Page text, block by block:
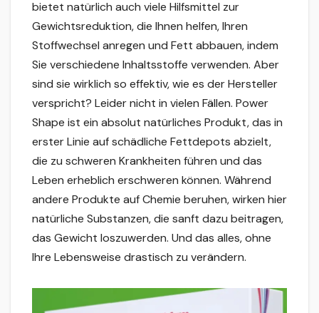
bietet natürlich auch viele Hilfsmittel zur
Gewichtsreduktion, die Ihnen helfen, Ihren
Stoffwechsel anregen und Fett abbauen, indem
Sie verschiedene Inhaltsstoffe verwenden. Aber
sind sie wirklich so effektiv, wie es der Hersteller
verspricht? Leider nicht in vielen Fällen. Power
Shape ist ein absolut natürliches Produkt, das in
erster Linie auf schädliche Fettdepots abzielt,
die zu schweren Krankheiten führen und das
Leben erheblich erschweren können. Während
andere Produkte auf Chemie beruhen, wirken hier
natürliche Substanzen, die sanft dazu beitragen,
das Gewicht loszuwerden. Und das alles, ohne
Ihre Lebensweise drastisch zu verändern.